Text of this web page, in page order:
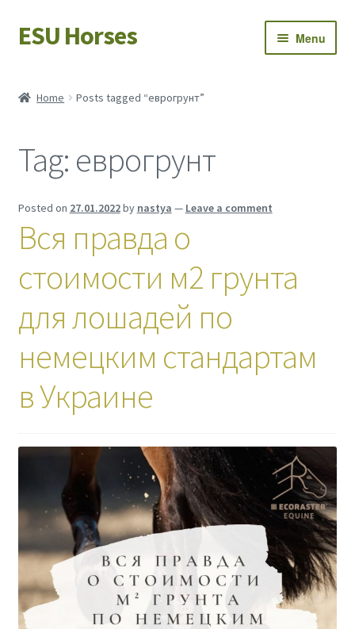
Skip
to
Skip
to
ESU Horses Menu
Save Horses
My account
Home Posts tagged “еврогрунт”
Tag: еврогрунт
Posted on 27.01.2022by nastya — Leave a comment
Вся правда о
стоимости м2 грунта
для лошадей по
немецким стандартам
в Украине